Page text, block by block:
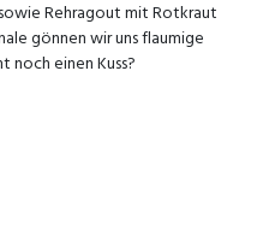
Rehragout mit Rotkraut
gönnen wir uns flaumige
noch einen Kuss?